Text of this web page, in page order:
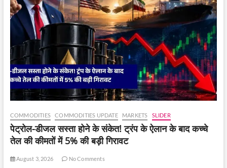
नियम
क्या
कहते
हैं
?
COMMODITIES COMMODITIES UPDATE MARKETS SLIDER
पेट्रोल-डीजल सस्ता होने के संकेत! ट्रंप के ऐलान के बाद कच्चे
तेल की कीमतों में 5% की बड़ी गिरावट
August 3, 2026 No Comments